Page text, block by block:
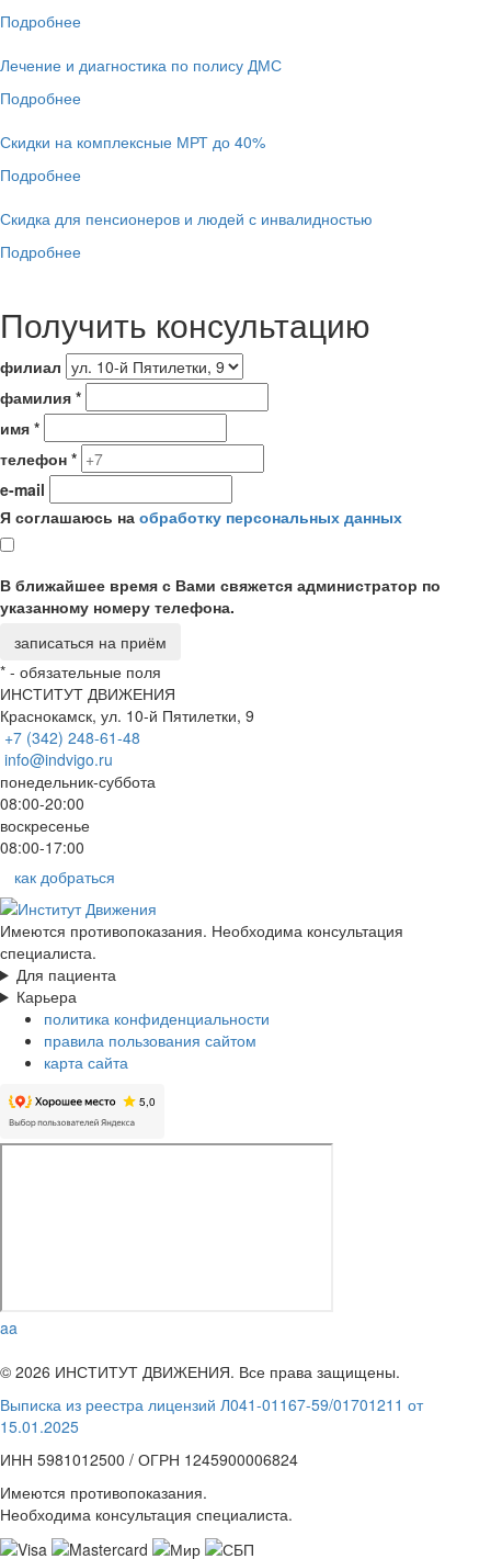
Подробнее
Лечение и диагностика по полису ДМС
Подробнее
Скидки на комплексные МРТ до 40%
Подробнее
Скидка для пенсионеров и людей с инвалидностью
Подробнее
Получить консультацию
филиал
фамилия *
имя *
телефон *
e-mail
Я соглашаюсь на обработку персональных данных
В ближайшее время с Вами свяжется администратор по
указанному номеру телефона.
* - обязательные поля
ИНСТИТУТ ДВИЖЕНИЯ
Краснокамск, ул. 10-й Пятилетки, 9
+7 (342) 248-61-48
info@indvigo.ru
понедельник-суббота
08:00-20:00
воскресенье
08:00-17:00
как добраться
Имеются противопоказания. Необходима консультация
специалиста.
Для пациента
Карьера
политика конфиденциальности
правила пользования сайтом
карта сайта
aa
© 2026 ИНСТИТУТ ДВИЖЕНИЯ. Все права защищены.
Выписка из реестра лицензий Л041-01167-59/01701211 от
15.01.2025
ИНН 5981012500 / ОГРН 1245900006824
Имеются противопоказания.
Необходима консультация специалиста.